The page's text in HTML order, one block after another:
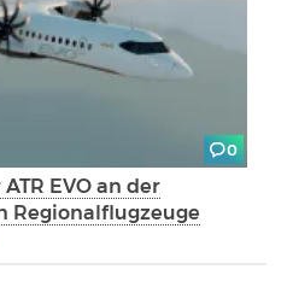
0
EVO an der
Regionalflugzeuge